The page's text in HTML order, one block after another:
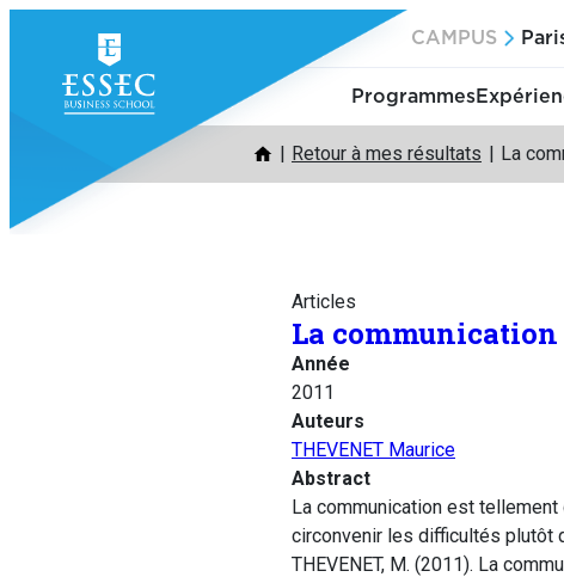
contenu
CAMPUS
Programmes
Retour à mes résultats La
Articles
La
Année
2011
Auteurs
THEVENET Maurice
Abstract
La communication est
circonvenir les difficultés plutôt
THEVENET, M. (2011). La